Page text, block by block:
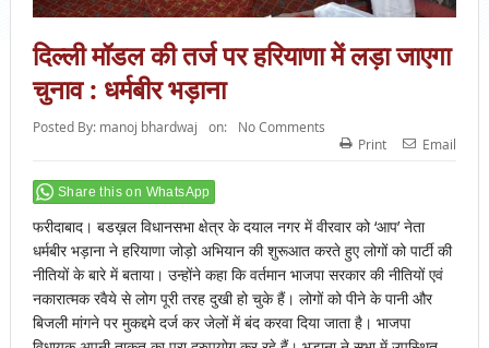
दिल्ली मॉडल की तर्ज पर हरियाणा में लड़ा जाएगा
चुनाव : धर्मबीर भड़ाना
Posted By: manoj bhardwaj on:
No Comments
Print
Email
Share this on WhatsApp
फरीदाबाद। बडख़ल विधानसभा क्षेत्र के दयाल नगर में वीरवार को ‘आप’ नेता
धर्मबीर भड़ाना ने हरियाणा जोड़ो अभियान की शुरूआत करते हुए लोगों को पार्टी की
नीतियों के बारे में बताया। उन्होंने कहा कि वर्तमान भाजपा सरकार की नीतियों एवं
नकारात्मक रवैये से लोग पूरी तरह दुखी हो चुके हैं। लोगों को पीने के पानी और
बिजली मांगने पर मुकद्दमे दर्ज कर जेलों में बंद करवा दिया जाता है। भाजपा